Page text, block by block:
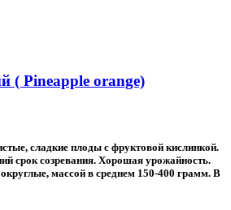
( Pineapple orange)
сладкие плоды с фруктовой кислинкой.
срок созревания. Хорошая урожайность.
массой в среднем 150-400 грамм. В